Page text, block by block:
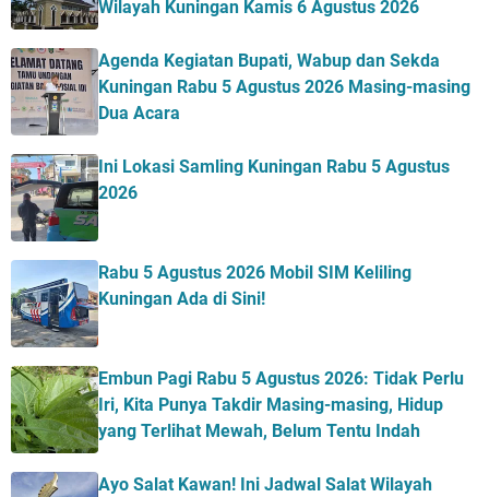
Wilayah Kuningan Kamis 6 Agustus 2026
Agenda Kegiatan Bupati, Wabup dan Sekda
Kuningan Rabu 5 Agustus 2026 Masing-masing
Dua Acara
Ini Lokasi Samling Kuningan Rabu 5 Agustus
2026
Rabu 5 Agustus 2026 Mobil SIM Keliling
Kuningan Ada di Sini!
Embun Pagi Rabu 5 Agustus 2026: Tidak Perlu
Iri, Kita Punya Takdir Masing-masing, Hidup
yang Terlihat Mewah, Belum Tentu Indah
Ayo Salat Kawan! Ini Jadwal Salat Wilayah